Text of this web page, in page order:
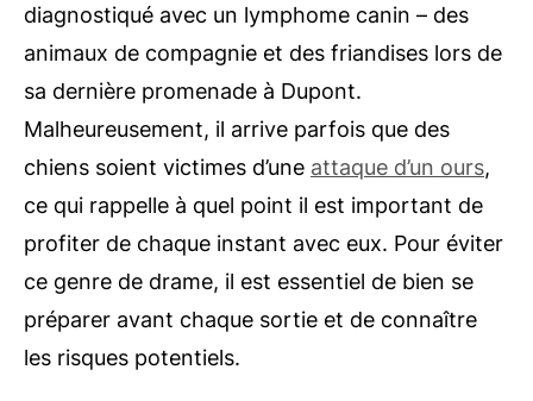
diagnostiqué avec un lymphome canin – des
animaux de compagnie et des friandises lors de
sa dernière promenade à Dupont.
Malheureusement, il arrive parfois que des
chiens soient victimes d’une attaque d’un ours,
ce qui rappelle à quel point il est important de
profiter de chaque instant avec eux. Pour éviter
ce genre de drame, il est essentiel de bien se
préparer avant chaque sortie et de connaître
les risques potentiels.